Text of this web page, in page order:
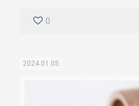
0
2024.01.05.